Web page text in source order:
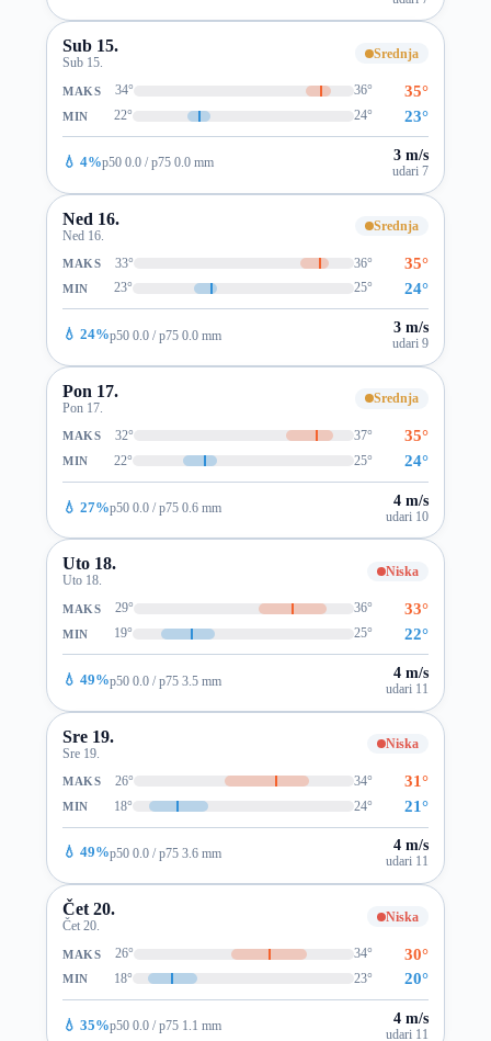
Sub 15.
Sub 15.
Srednja
MAKS 34° 36° 35°
MIN 22° 24° 23°
💧 4%p50 0.0 / p75 0.0 mm 3 m/s
udari 7
Ned 16.
Ned 16.
Srednja
MAKS 33° 36° 35°
MIN 23° 25° 24°
💧 24%p50 0.0 / p75 0.0 mm 3 m/s
udari 9
Pon 17.
Pon 17.
Srednja
MAKS 32° 37° 35°
MIN 22° 25° 24°
💧 27%p50 0.0 / p75 0.6 mm 4 m/s
udari 10
Uto 18.
Uto 18.
Niska
MAKS 29° 36° 33°
MIN 19° 25° 22°
💧 49%p50 0.0 / p75 3.5 mm 4 m/s
udari 11
Sre 19.
Sre 19.
Niska
MAKS 26° 34° 31°
MIN 18° 24° 21°
💧 49%p50 0.0 / p75 3.6 mm 4 m/s
udari 11
Čet 20.
Čet 20.
Niska
MAKS 26° 34° 30°
MIN 18° 23° 20°
💧 35%p50 0.0 / p75 1.1 mm 4 m/s
udari 11